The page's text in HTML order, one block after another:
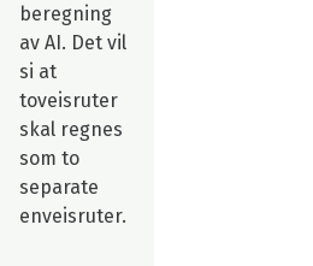
beregning
av AI. Det vil
si at
toveisruter
skal regnes
som to
separate
enveisruter.